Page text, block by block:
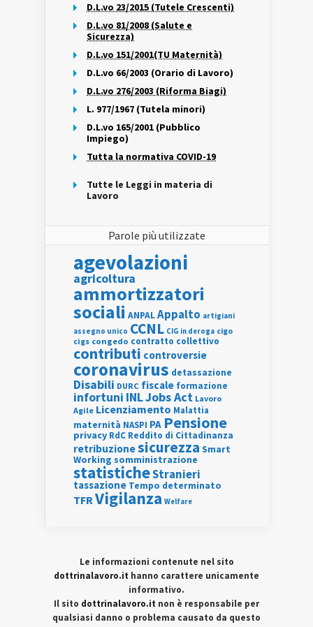
D.L.vo 23/2015 (Tutele Crescenti)
D.L.vo 81/2008 (Salute e
Sicurezza)
D.L.vo 151/2001(TU Maternità)
D.L.vo 66/2003 (Orario di Lavoro)
D.L.vo 276/2003 (Riforma Biagi)
L. 977/1967 (Tutela minori)
D.L.vo 165/2001 (Pubblico
Impiego)
Tutta la normativa COVID-19
Tutte le Leggi in materia di
Lavoro
Parole più utilizzate
agevolazioni
agricoltura
ammortizzatori
sociali ANPALAppalto artigiani
assegno unico CCNL CIG in deroga cigo
cigs congedo contratto collettivo
contributi controversie
coronavirus detassazione
Disabili DURC fiscale formazione
infortuni INLJobs Act Lavoro
Agile Licenziamento Malattia
maternità NASPI PA Pensione
privacy RdC Reddito di Cittadinanza
retribuzionesicurezza Smart
Working somministrazione
statisticheStranieri
tassazione Tempo determinato
TFRVigilanza Welfare
Le informazioni contenute nel sito
dottrinalavoro.it hanno carattere unicamente
informativo.
Il sito dottrinalavoro.it non è responsabile per
qualsiasi danno o problema causato da questo